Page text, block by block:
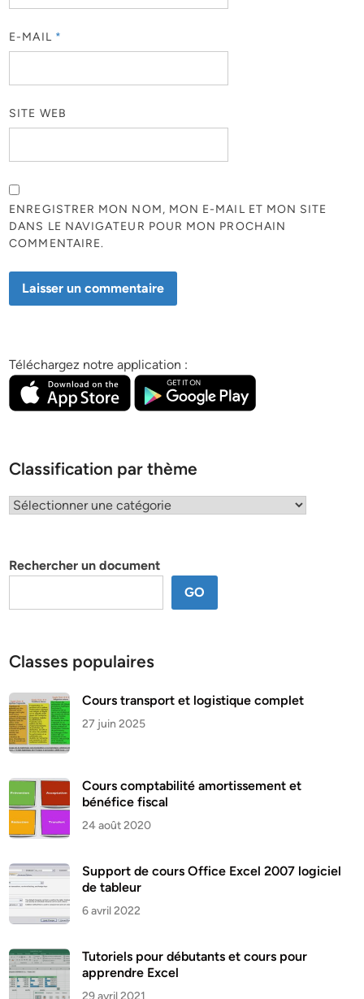
E-MAIL *
SITE WEB
ENREGISTRER MON NOM, MON E-MAIL ET MON SITE
DANS LE NAVIGATEUR POUR MON PROCHAIN
COMMENTAIRE.
Téléchargez notre application :
Classification par thème
Classification
Rechercher un document
GO
Classes populaires
Cours transport et logistique complet
27 juin 2025
Cours comptabilité amortissement et
bénéfice fiscal
24 août 2020
Support de cours Office Excel 2007 logiciel
de tableur
6 avril 2022
Tutoriels pour débutants et cours pour
apprendre Excel
29 avril 2021